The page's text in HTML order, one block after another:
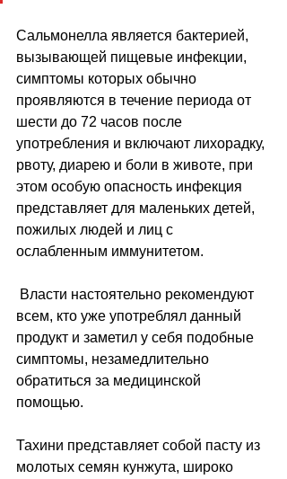
Сальмонелла является бактерией,
вызывающей пищевые инфекции,
симптомы которых обычно
проявляются в течение периода от
шести до 72 часов после
употребления и включают лихорадку,
рвоту, диарею и боли в животе, при
этом особую опасность инфекция
представляет для маленьких детей,
пожилых людей и лиц с
ослабленным иммунитетом.
всем, кто уже употреблял данный
продукт и заметил у себя подобные
симптомы, незамедлительно
обратиться за медицинской
помощью.
Тахини представляет собой пасту из
молотых семян кунжута, широко